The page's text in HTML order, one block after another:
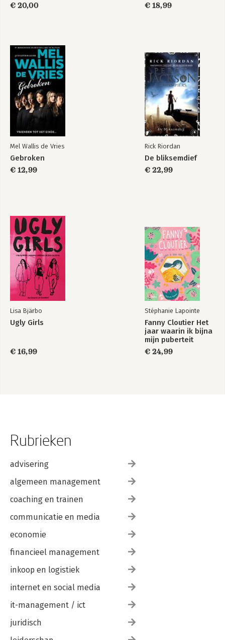
het leven best
ingewikkeld is
€ 20,00 € 18,99
Mel Wallis de Vries
Gebroken
€ 12,99
Rick Riordan
De bliksemdief
€ 22,99
Lisa Bjärbo
Ugly Girls
€ 16,99
Stéphanie Lapointe
Fanny Cloutier Het
jaar waarin ik bijna
mijn puberteit
verpestte
€ 24,99
Rubrieken
advisering
algemeen management
coaching en trainen
communicatie en media
economie
financieel management
inkoop en logistiek
internet en social media
it-management / ict
juridisch